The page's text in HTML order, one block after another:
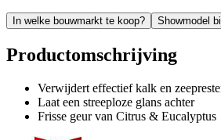
In welke bouwmarkt te koop? Showmodel
Productomschrijving
Verwijdert effectief kalk en
Laat een streeploze glans achter
Frisse geur van Citrus & Eucalyptus